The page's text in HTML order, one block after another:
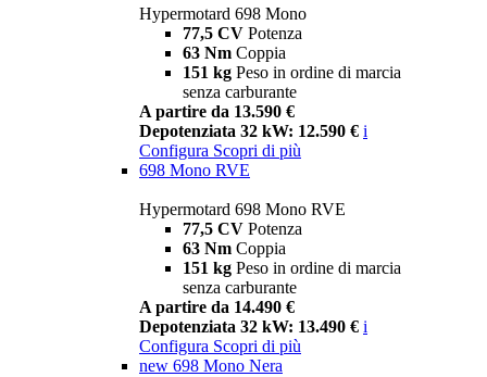
Hypermotard 698 Mono
77,5 CV Potenza
63 Nm Coppia
151 kg Peso in ordine di marcia
senza carburante
A partire da 13.590 €
Depotenziata 32 kW: 12.590 € i
Configura Scopri di più
698 Mono RVE
Hypermotard 698 Mono RVE
77,5 CV Potenza
63 Nm Coppia
151 kg Peso in ordine di marcia
senza carburante
A partire da 14.490 €
Depotenziata 32 kW: 13.490 € i
Configura Scopri di più
new 698 Mono Nera